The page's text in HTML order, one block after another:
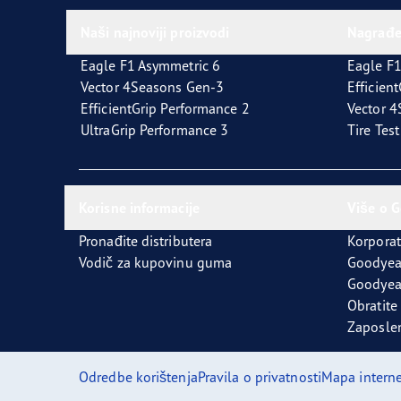
Eagle F1 Asymmetric 6
Vector 4Seasons Gen-3
EfficientGrip Performance 2
UltraGrip Performance 3
Eagle
Vector
Tire
Pronađite distributera
Vodič za kupovinu guma
Obratite
Odredbe korištenjaPravila o privatnostiMapa